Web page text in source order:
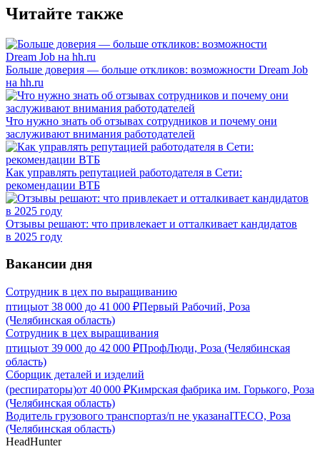
Читайте также
Больше доверия — больше откликов: возможности Dream Job
на hh.ru
Что нужно знать об отзывах сотрудников и почему они
заслуживают внимания работодателей
Как управлять репутацией работодателя в Сети:
рекомендации ВТБ
Отзывы решают: что привлекает и отталкивает кандидатов
в 2025 году
Вакансии дня
Сотрудник в цех по выращиванию
птицыот 38 000 до 41 000 ₽Первый Рабочий, Роза
(Челябинская область)
Сотрудник в цех выращивания
птицыот 39 000 до 42 000 ₽ПрофЛюди, Роза (Челябинская
область)
Сборщик деталей и изделий
(респираторы)от 40 000 ₽Кимрская фабрика им. Горького, Роза
(Челябинская область)
Водитель грузового транспортаз/п не указанаITECO, Роза
(Челябинская область)
HeadHunter